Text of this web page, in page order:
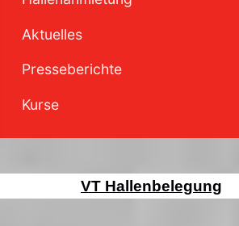
Aktuelles
Presseberichte
Kurse
VT Hallenbelegung